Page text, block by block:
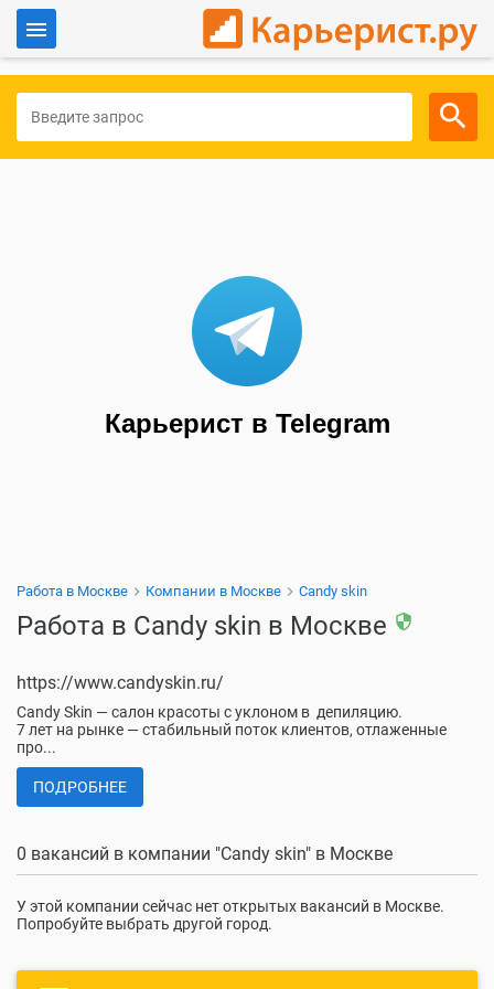
Для работодателей
Карьерист в Telegram
Работа в Москве Компании в Москве Candy skin
Работа в Candy skin в Москве security
https://www.candyskin.ru/
Candy Skin — салон красоты с уклоном в депиляцию.
7 лет на рынке — стабильный поток клиентов, отлаженные
про...
ПОДРОБНЕЕ
0 вакансий в компании "Candy skin" в Москве
У этой компании сейчас нет открытых вакансий в Москве.
Попробуйте выбрать другой город.